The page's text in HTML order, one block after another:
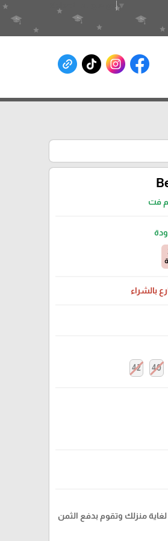
Select Language▼
فت
بالشراء
40
42
منزلك وتقوم بدفع الثمن